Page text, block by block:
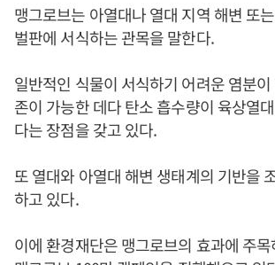
맹그로브는 아열대나 열대 지역 해변 또
벌판에 서식하는 관목을 말한다.
일반적인 식물이 서식하기 어려운 염분
존이 가능한 데다 탄소 흡수량이 육상열
다는 장점을 갖고 있다.
또 열대와 아열대 해변 생태계의 기반을
하고 있다.
이에 환경재단은 맹그로브의 효과에 주